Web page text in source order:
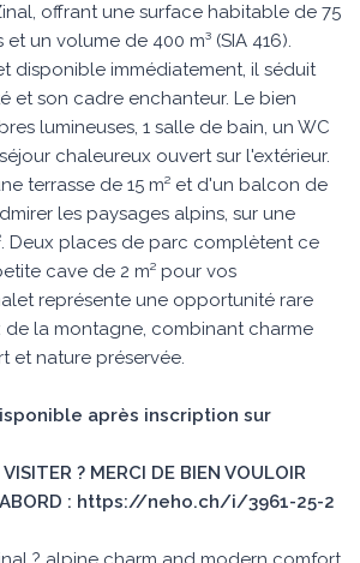
offrant une surface habitable de 75
un volume de 400 m³ (SIA 416).
disponible immédiatement, il séduit
et son cadre enchanteur. Le bien
lumineuses, 1 salle de bain, un WC
chaleureux ouvert sur l'extérieur.
terrasse de 15 m² et d'un balcon de
les paysages alpins, sur une
Deux places de parc complètent ce
cave de 2 m² pour vos
représente une opportunité rare
de la montagne, combinant charme
et nature préservée.
après inscription sur
? MERCI DE BIEN VOULOIR
: https://neho.ch/i/3961-25-2